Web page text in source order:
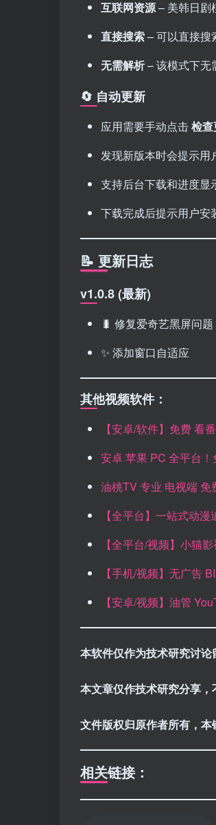
互联网资源– 美韩日剧
直接搜索– 可以直接搜
无需解析– 该模式下无
🔄 自动更新
应用需要手动点击检
发现新版本时会提示用
支持后台下载和进度显
下载完成后提示用户安
📝 更新日志
v1.0.8 (最新)
🐛 修复爱奇艺黑屏问题
✨ 添加窗口自适应
其他视频软件：
【安卓/软件】免费 看
安卓 苹果 PC 全平台！
油桃TV 专业 电视端 免
【全平台】一站式动
【全平台/视频】小猫
【手机/视频】无广告
【安卓/视频】油管
本软件仅作为技术研究讨
本文章仅作技术研究分享，
文件版权归原作者所有，
相关链接：